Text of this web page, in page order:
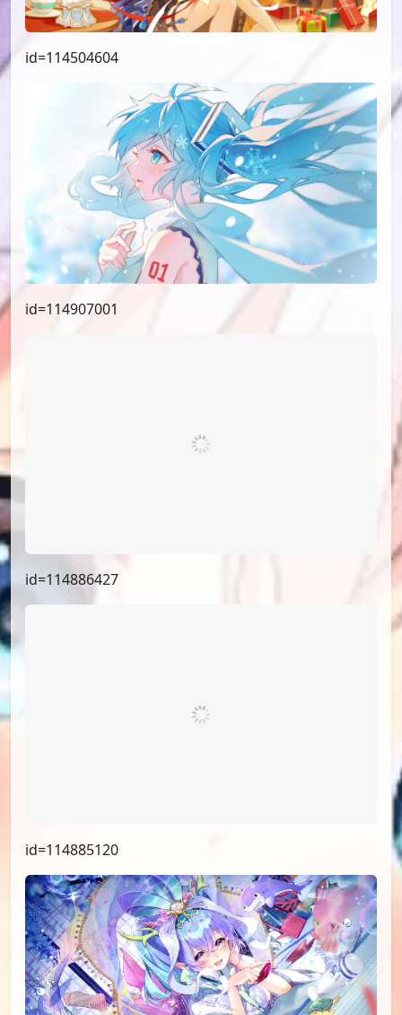
id=114504604
id=114907001
id=114886427
id=114885120